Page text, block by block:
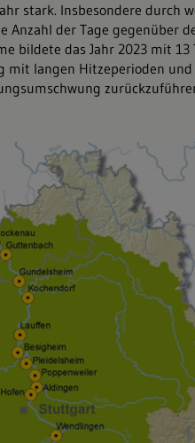
stark. Insbesondere durch
Anzahl der Tage gegenüber
bildete das Jahr 2023 mit 13
mit langen Hitzeperioden und